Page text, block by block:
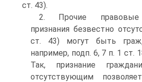
ст. 43).
2. Прочие правовые
признания безвестно
ст. 43) могут быть
например, подп. 6, 7 п. 1 ст.
Так, признание
отсутствующим